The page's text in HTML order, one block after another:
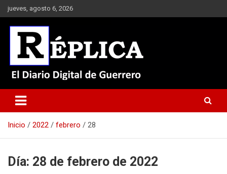
Saltar
al
contenido
jueves, agosto 6, 2026
Réplica
Inicio 2022 febrero 28
Día: 28 de febrero de 2022